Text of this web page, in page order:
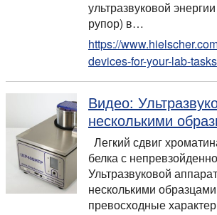
ультразвуковой
рупор) в…
https://
devices-for-your-lab-
Видео:
несколькими
Легкий сдвиг
белка с
Ультразвуковой
несколькими
превосходные